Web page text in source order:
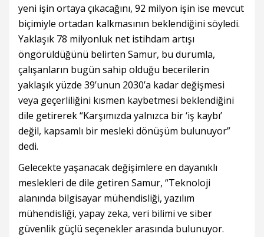
yeni işin ortaya çıkacağını, 92 milyon işin ise mevcut
biçimiyle ortadan kalkmasının beklendiğini söyledi.
Yaklaşık 78 milyonluk net istihdam artışı
öngörüldüğünü belirten Samur, bu durumla,
çalışanların bugün sahip olduğu becerilerin
yaklaşık yüzde 39’unun 2030’a kadar değişmesi
veya geçerliliğini kısmen kaybetmesi beklendiğini
dile getirerek “Karşımızda yalnızca bir ‘iş kaybı’
değil, kapsamlı bir mesleki dönüşüm bulunuyor”
dedi.
Gelecekte yaşanacak değişimlere en dayanıklı
meslekleri de dile getiren Samur, “Teknoloji
alanında bilgisayar mühendisliği, yazılım
mühendisliği, yapay zeka, veri bilimi ve siber
güvenlik güçlü seçenekler arasında bulunuyor.